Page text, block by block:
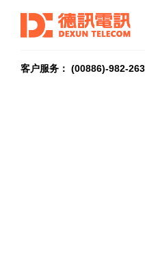
客户服务： (00886)-982-